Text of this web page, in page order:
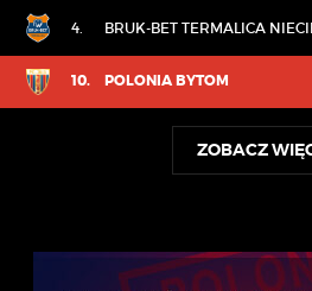
4. BRUK-BET TERMALICA
10. POLONIA BYTOM
ZOBACZ